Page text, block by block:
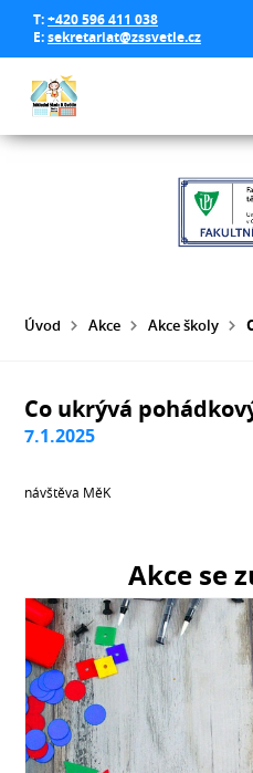
T:+420 596 411 038
E:sekretariat@zssvetle.cz
Úvod Akce Akce školy
Co ukrývá
7.1.2025
návštěva MěK
Akce se